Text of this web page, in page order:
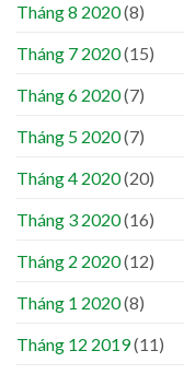
Tháng 8 2020(8)
Tháng 7 2020(15)
Tháng 6 2020(7)
Tháng 5 2020(7)
Tháng 4 2020(20)
Tháng 3 2020(16)
Tháng 2 2020(12)
Tháng 1 2020(8)
Tháng 12 2019(11)